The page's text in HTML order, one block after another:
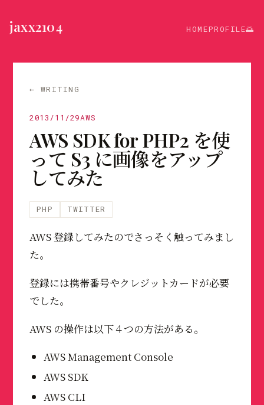
jaxx2104 HOMEPROFILE🌅
← WRITING
2013/11/29AWS
AWS SDK for PHP2 を使
って S3 に画像をアップ
してみた
PHP TWITTER
AWS 登録してみたのでさっそく触ってみまし
た。
登録には携帯番号やクレジットカードが必要
でした。
AWS の操作は以下４つの方法がある。
AWS Management Console
AWS SDK
AWS CLI